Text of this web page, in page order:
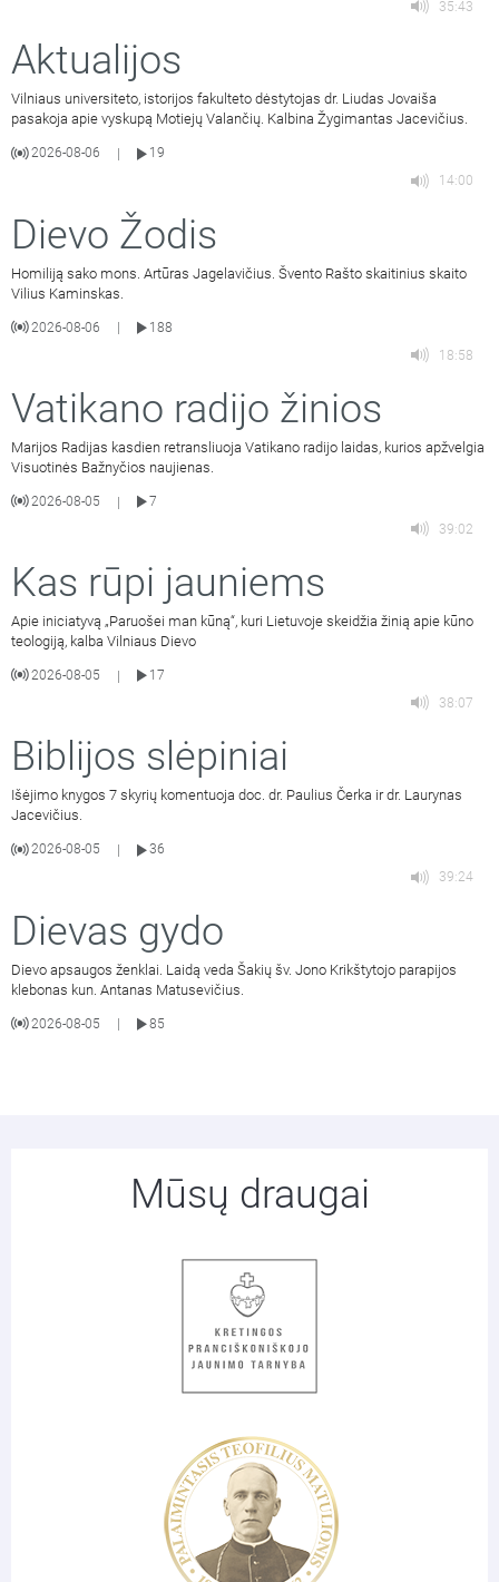
35:43
Aktualijos
Vilniaus universiteto, istorijos fakulteto dėstytojas dr. Liudas Jovaiša
pasakoja apie vyskupą Motiejų Valančių. Kalbina Žygimantas Jacevičius.
2026-08-06
19
14:00
Dievo Žodis
Homiliją sako mons. Artūras Jagelavičius. Švento Rašto skaitinius skaito
Vilius Kaminskas.
2026-08-06
188
18:58
Vatikano radijo žinios
Marijos Radijas kasdien retransliuoja Vatikano radijo laidas, kurios apžvelgia
Visuotinės Bažnyčios naujienas.
2026-08-05 |
7
39:02
Kas rūpi jauniems
Apie iniciatyvą „Paruošei man kūną“, kuri Lietuvoje skeidžia žinią apie kūno
teologiją, kalba Vilniaus Dievo
2026-08-05 |
17
38:07
Biblijos slėpiniai
Išėjimo knygos 7 skyrių komentuoja doc. dr. Paulius Čerka ir dr. Laurynas
Jacevičius.
2026-08-05
36
39:24
Dievas gydo
Dievo apsaugos ženklai. Laidą veda Šakių šv. Jono Krikštytojo parapijos
klebonas kun. Antanas Matusevičius.
2026-08-05 85
Mūsų draugai